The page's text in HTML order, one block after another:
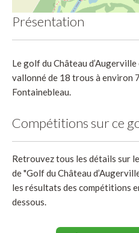
Présentation
Le golf du Château
vallonné de 18 trous à environ
Fontainebleau.
Compétitions sur ce
Retrouvez tous les détails sur
de "Golf du Château
les résultats des compétitions
dessous.